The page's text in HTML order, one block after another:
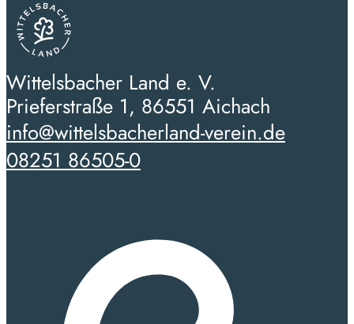
Wittelsbacher Land e. V.
Prieferstraße 1, 86551 Aichach
info@wittelsbacherland-verein.de
08251 86505-0